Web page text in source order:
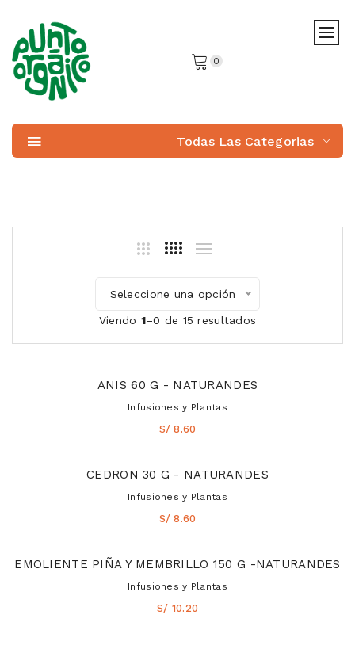
0
Todas Las Categorias
Seleccione una opción
Viendo 1–0 de 15 resultados
ANIS 60 G - NATURANDES
Infusiones y Plantas
S/ 8.60
CEDRON 30 G - NATURANDES
Infusiones y Plantas
S/ 8.60
EMOLIENTE PIÑA Y MEMBRILLO 150 G -NATURANDES
Infusiones y Plantas
S/ 10.20